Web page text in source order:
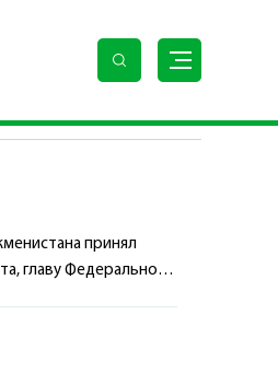
принял
главу Федерального